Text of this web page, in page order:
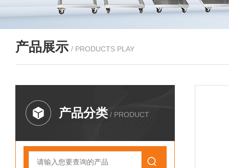
产品展示 / PRODUCTS PLAY
产品分类 / PRODUCT